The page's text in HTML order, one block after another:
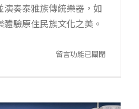
奏泰雅族傳統樂器，如
驗原住民族文化之美。
在
留言功能已關閉